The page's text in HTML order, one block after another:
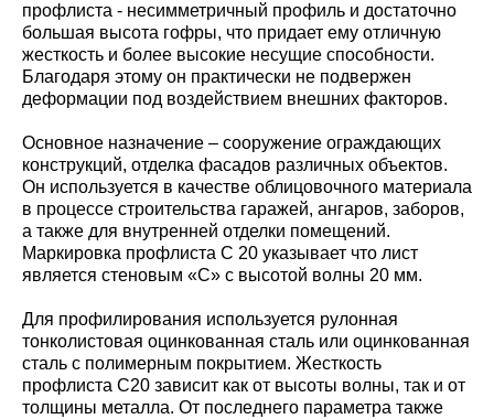
профлиста - несимметричный профиль и достаточно
большая высота гофры, что придает ему отличную
жесткость и более высокие несущие способности.
Благодаря этому он практически не подвержен
деформации под воздействием внешних факторов.
Основное назначение – сооружение ограждающих
конструкций, отделка фасадов различных объектов.
Он используется в качестве облицовочного материала
в процессе строительства гаражей, ангаров, заборов,
а также для внутренней отделки помещений.
Маркировка профлиста С 20 указывает что лист
является стеновым «С» с высотой волны 20 мм.
Для профилирования используется рулонная
тонколистовая оцинкованная сталь или оцинкованная
сталь с полимерным покрытием. Жесткость
профлиста С20 зависит как от высоты волны, так и от
толщины металла. От последнего параметра также